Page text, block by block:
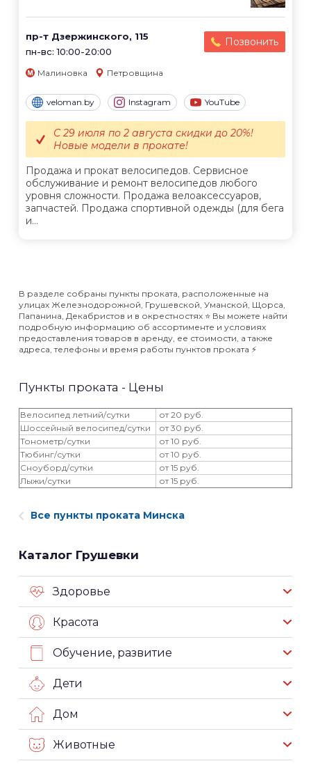
пр-т Дзержинского, 115
пн-вс: 10:00-20:00
Позвонить
Малиновка Петровщина
veloman.by Instagram YouTube
Продажа и прокат велосипедов. Сервисное
обслуживание и ремонт велосипедов любого
уровня сложности. Продажа велоаксессуаров,
запчастей. Продажа спортивной одежды (для бега
и...
С 29 июля по 2 августа скидки до 20%!
Новые модели в прокате!
В разделе собраны пункты проката, расположенные на
улицах Железнодорожной, Грушевской, Уманской, Щорса,
Папанина, Декабристов и в окрестностях ⭐️ Вы можете найти
подробную информацию об ассортименте и условиях
предоставления товаров в аренду, ее стоимости, а также
адреса, телефоны и время работы пунктов проката ⚡️
Пункты проката - Цены
Велосипед летний/сутки
от 20 руб.
Шоссейный велосипед/сутки
от 30 руб.
Тонометр/сутки
от 10 руб.
Тюбинг/сутки
от 10 руб.
Сноуборд/сутки
от 15 руб.
Лыжи/сутки
от 15 руб.
Все пункты проката Минска
Каталог Грушевки
Здоровье
Красота
Обучение, развитие
Дети
Дом
Животные